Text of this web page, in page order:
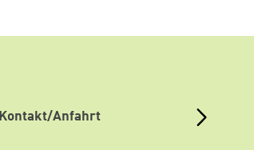
Kontakt/Anfahrt